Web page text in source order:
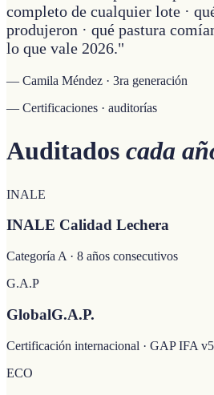
completo de cualquier lote ·
produjeron · qué pastura
lo que vale 2026."
— Camila Méndez · 3ra generación
— Certificaciones · auditorías
Auditados cada
INALE
INALE Calidad Lechera
Categoría A · 8 años consecutivos
G.A.P
GlobalG.A.P.
Certificación internacional · GAP IFA
ECO